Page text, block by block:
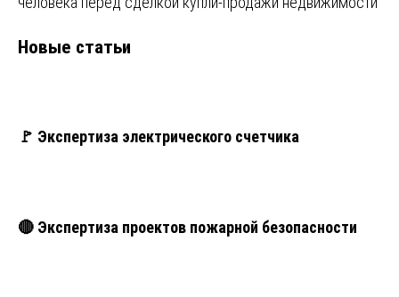
Новые статьи
🚩 Экспертиза электрического счетчика
🔴 Экспертиза проектов пожарной безопасности